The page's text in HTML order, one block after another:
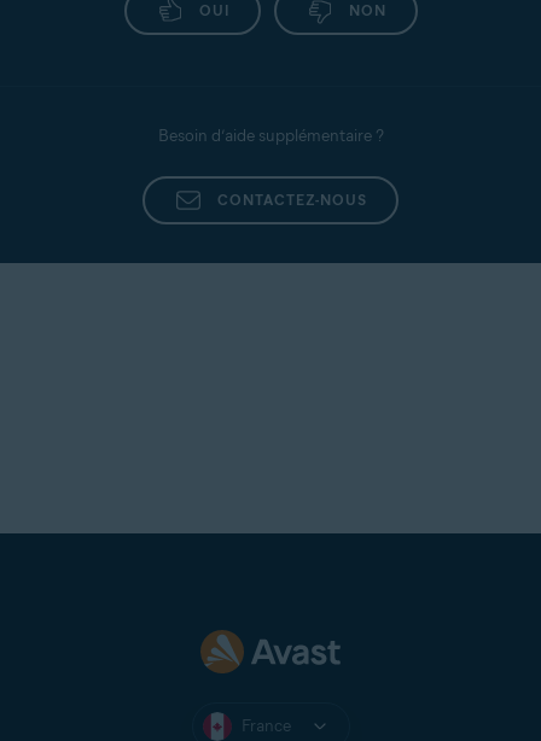
OUI NON
Besoin d’aide supplémentaire ?
CONTACTEZ-NOUS
France